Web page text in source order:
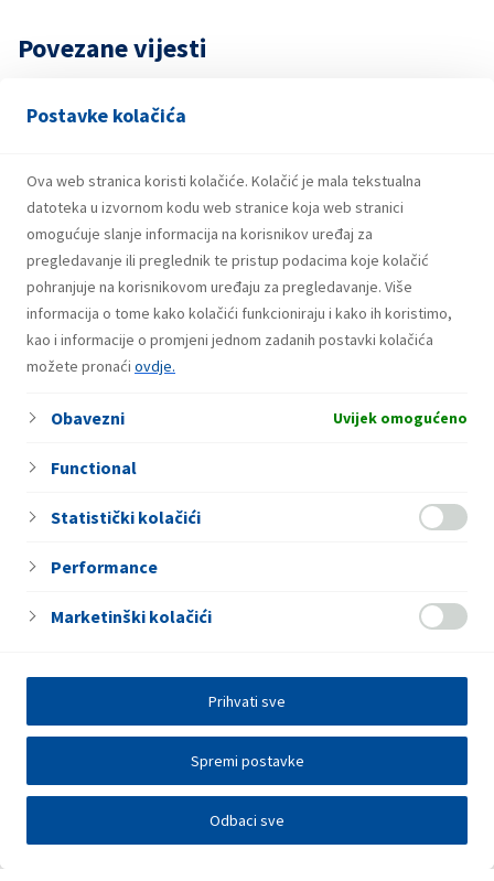
Postavke kolačića
Ova web stranica koristi kolačiće. Kolačić je mala tekstualna
datoteka u izvornom kodu web stranice koja web stranici
omogućuje slanje informacija na korisnikov uređaj za
pregledavanje ili preglednik te pristup podacima koje kolačić
pohranjuje na korisnikovom uređaju za pregledavanje. Više
informacija o tome kako kolačići funkcioniraju i kako ih koristimo,
kao i informacije o promjeni jednom zadanih postavki kolačića
možete pronaći ovdje.
Obavezni Uvijek omogućeno
Functional
Statistički kolačići
Performance
Marketinški kolačići
Odbaci sve
Spremi postavke
Prihvati sve
Povezane vijesti
“Coca-Cola te rashladi, INA/EP CLUB te
nagradi!”
31. Jula 2026.
Dobitnici drugog kruga nagradne igre
“Coca-Cola te rashladi, INA/EP CLUB te